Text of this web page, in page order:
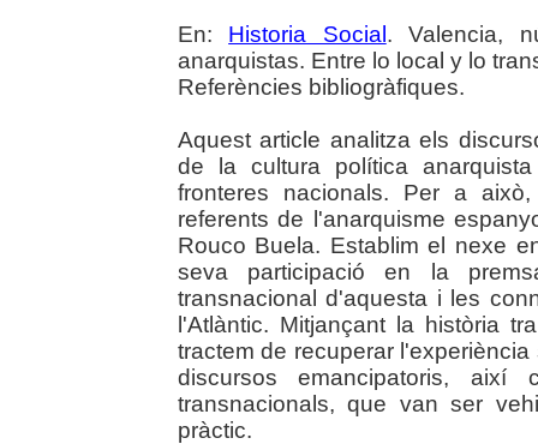
En: Historia Social . Valencia,
anarquistas. Entre lo local y lo
Referències bibliogràfiques.
Aquest article analitza els
de la cultura política
fronteres nacionals. Per a
referents de l'anarquisme
Rouco Buela. Establim el nexe
seva participació en la
transnacional d'aquesta i les
l'Atlàntic. Mitjançant la història
tractem de recuperar
discursos emancipatoris,
transnacionals, que van ser
pràctic.